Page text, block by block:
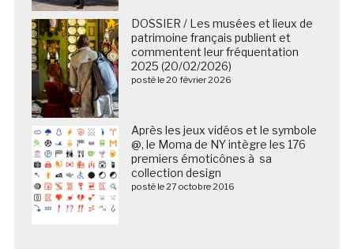
DOSSIER / Les musées et lieux de
patrimoine français publient et
commentent leur fréquentation
2025 (20/02/2026)
posté le 20 février 2026
Après les jeux vidéos et le symbole
@, le Moma de NY intègre les 176
premiers émoticônes à sa
collection design
posté le 27 octobre 2016